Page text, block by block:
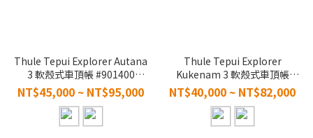
Thule Tepui Explorer Autana
3 軟殼式車頂帳 #901400
#901401
NT$45,000 ~ NT$95,000
Thule Tepui Explorer
Kukenam 3 軟殼式車頂帳
#901300 #901301
NT$40,000 ~ NT$82,000